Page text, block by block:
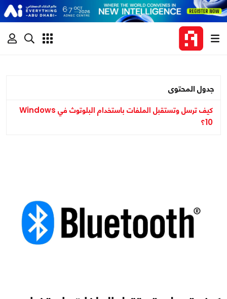
جدول المحتوى
كيف ترسل وتستقبل الملفات باستخدام البلوتوث في Windows
10؟